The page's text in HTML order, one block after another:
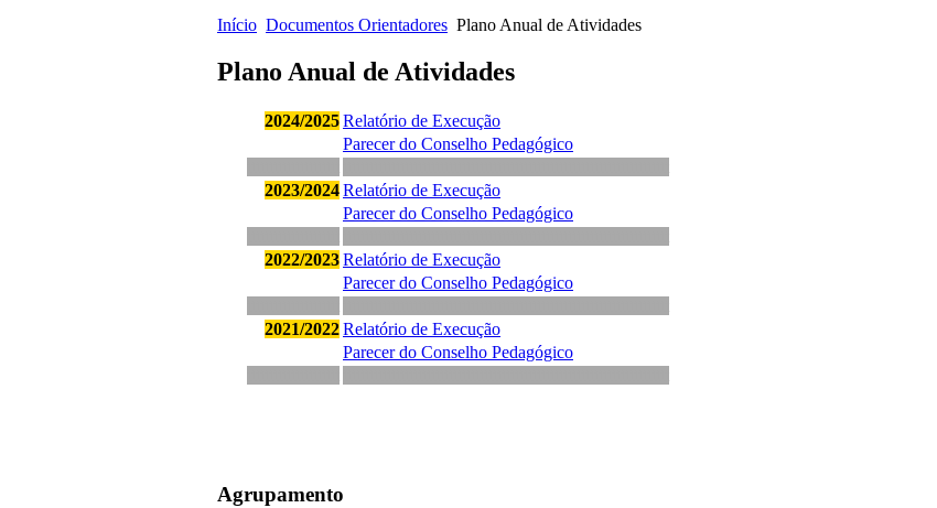
Início Documentos Orientadores Plano Anual de Atividades
Plano Anual de Atividades
2024/2025Relatório de Execução
Parecer do Conselho Pedagógico
2023/2024Relatório de Execução
Parecer do Conselho Pedagógico
2022/2023Relatório de Execução
Parecer do Conselho Pedagógico
2021/2022Relatório de Execução
Parecer do Conselho Pedagógico
Agrupamento